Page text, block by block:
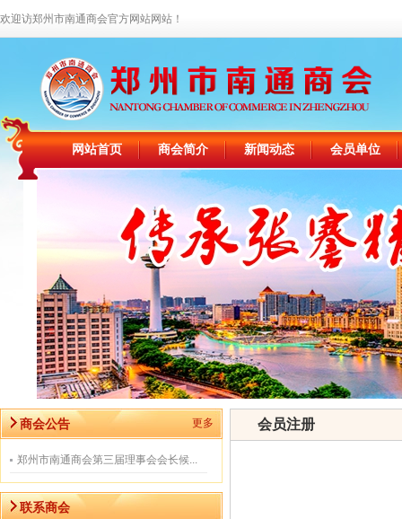
欢迎访郑州市南通商会官方网站网站！
网站首页 商会简介 新闻动态 会员单位
商会公告 更多
郑州市南通商会第三届理事会会长候...
联系商会
会员注册